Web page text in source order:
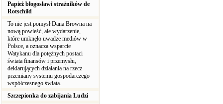
Papież błogosławi strażników de
Rotschild
To nie jest pomysł Dana Browna na
nową powieść, ale wydarzenie,
które umknęło uwadze mediów w
Polsce, a oznacza wsparcie
Watykanu dla potężnych postaci
świata finansów i przemysłu,
deklarujących działania na rzecz
przemiany systemu gospodarczego
współczesnego świata.
Szczepionka do zabijania Ludzi